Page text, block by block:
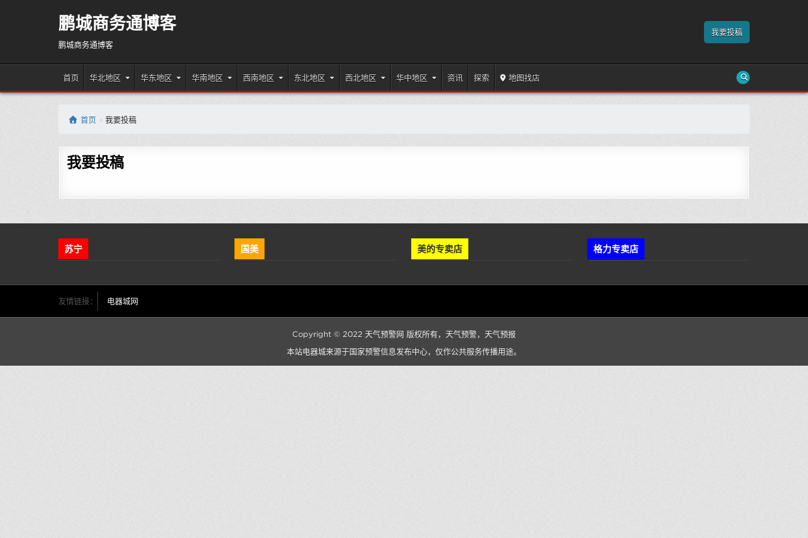
鹏城商务通博客
鹏城商务通博客
我要投稿
首页 华北地区 华东地区 华南地区 西南地区 东北地区 西北地区 华中地区 资讯 探索 地图找店
首页 » 我要投稿
我要投稿
苏宁 国美 美的专卖店 格力专卖店
友情链接： 电器城网
Copyright © 2022 天气预警网 版权所有， 天气预警， 天气预报
本站电器城来源于国家预警信息发布中心，仅作公共服务传播用途。